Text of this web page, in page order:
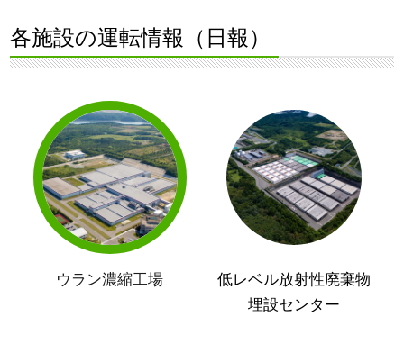
各施設の運転情報（日報）
ウラン濃縮工場
低レベル放射性廃棄物
埋設センター